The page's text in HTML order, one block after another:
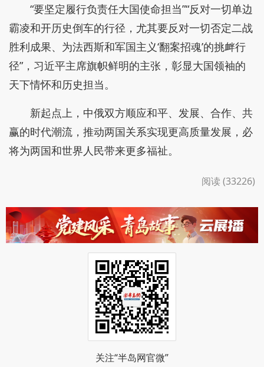
“要坚定履行负责任大国使命担当”“反对一切单边
霸凌和开历史倒车的行径，尤其要反对一切否定二战
胜利成果、为法西斯和军国主义‘翻案招魂’的挑衅行
径”，习近平主席旗帜鲜明的主张，彰显大国领袖的
天下情怀和历史担当。
新起点上，中俄双方顺应和平、发展、合作、共
赢的时代潮流，推动两国关系实现更高质量发展，必
将为两国和世界人民带来更多福祉。
阅读 (33226)
关注“半岛网官微”